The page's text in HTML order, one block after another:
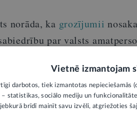
norāda, ka grozījumii
par valsts
kārtību, kā valsts
loku, kuras ir tiesīgas
oficiālo un darba vizīšu
Vietnē izmantojam
darbotos, tiek izmantotas nepieciešamās
statistikas, sociālo mediju un
brīdī mainīt savu izvēli, atgriežoties